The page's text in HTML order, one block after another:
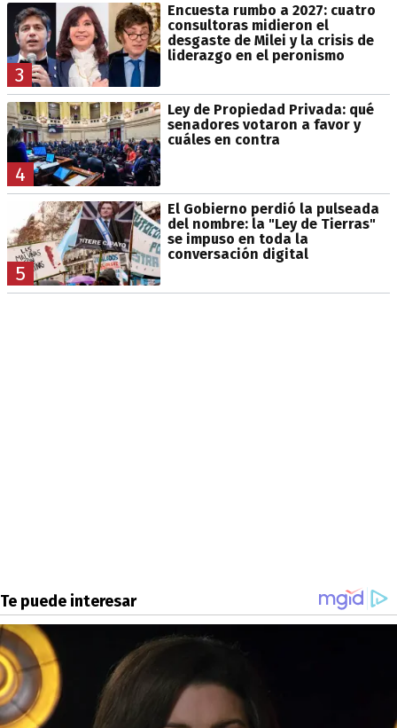
3
Encuesta rumbo a 2027: cuatro
consultoras midieron el
desgaste de Milei y la crisis de
liderazgo en el peronismo
4
Ley de Propiedad Privada: qué
senadores votaron a favor y
cuáles en contra
5
El Gobierno perdió la pulseada
del nombre: la "Ley de Tierras"
se impuso en toda la
conversación digital